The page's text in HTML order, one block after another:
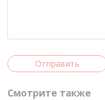
Отправить
Смотрите также